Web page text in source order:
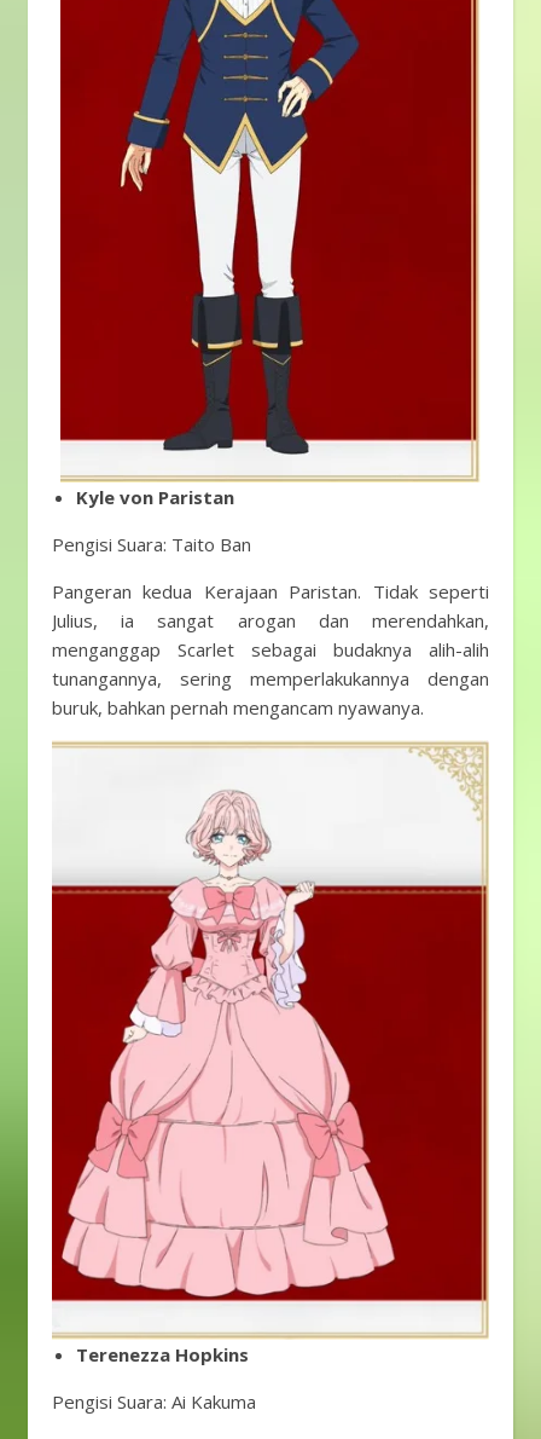
Kyle von Paristan
Pengisi Suara: Taito Ban
Pangeran kedua Kerajaan Paristan. Tidak seperti
Julius, ia sangat arogan dan merendahkan,
menganggap Scarlet sebagai budaknya alih-alih
tunangannya, sering memperlakukannya dengan
buruk, bahkan pernah mengancam nyawanya.
Terenezza Hopkins
Pengisi Suara: Ai Kakuma